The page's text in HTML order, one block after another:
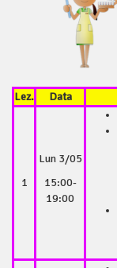
Lez. Data
1
Lun 3/05
15:00-
19:00